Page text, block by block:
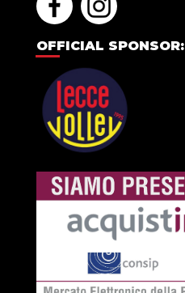
OFFICIAL SPONSOR: